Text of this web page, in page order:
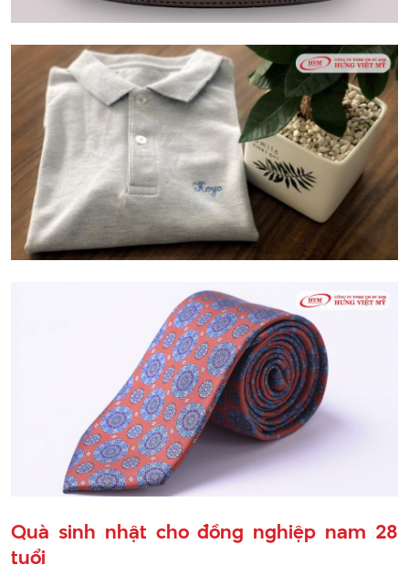
Quà sinh nhật cho đồng nghiệp nam 28
tuổi